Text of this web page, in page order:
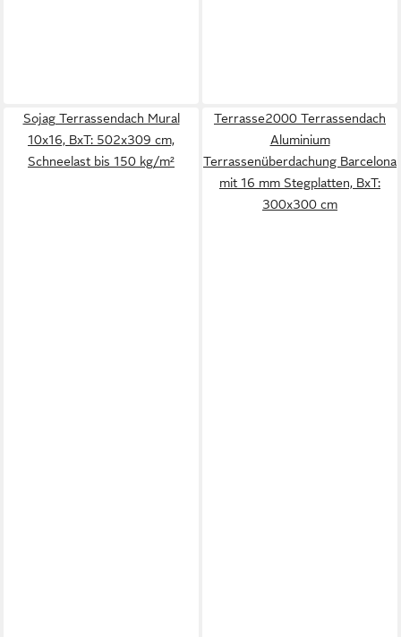
Sojag Terrassendach Mural
10x16, BxT: 502x309 cm,
Schneelast bis 150 kg/m²
Terrasse2000 Terrassendach
Aluminium
Terrassenüberdachung Barcelona
mit 16 mm Stegplatten, BxT:
300x300 cm